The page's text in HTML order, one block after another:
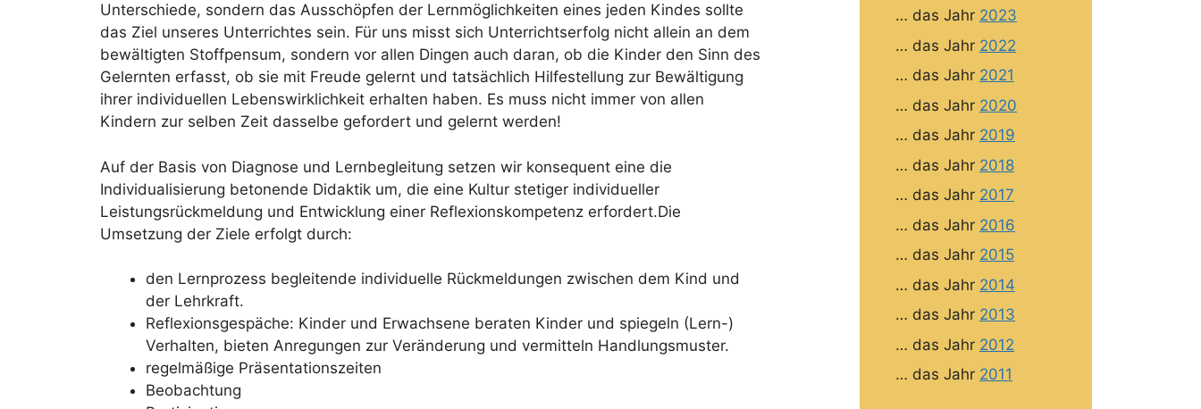
Unterschiede, sondern das Ausschöpfen der Lernmöglichkeiten eines jeden Kindes sollte
das Ziel unseres Unterrichtes sein. Für uns misst sich Unterrichtserfolg nicht allein an dem
bewältigten Stoffpensum, sondern vor allen Dingen auch daran, ob die Kinder den Sinn des
Gelernten erfasst, ob sie mit Freude gelernt und tatsächlich Hilfestellung zur Bewältigung
ihrer individuellen Lebenswirklichkeit erhalten haben. Es muss nicht immer von allen
Kindern zur selben Zeit dasselbe gefordert und gelernt werden!
Auf der Basis von Diagnose und Lernbegleitung setzen wir konsequent eine die
Individualisierung betonende Didaktik um, die eine Kultur stetiger individueller
Leistungsrückmeldung und Entwicklung einer Reflexionskompetenz erfordert.Die
Umsetzung der Ziele erfolgt durch:
den Lernprozess begleitende individuelle Rückmeldungen zwischen dem Kind und
der Lehrkraft.
Reflexionsgespäche: Kinder und Erwachsene beraten Kinder und spiegeln (Lern-)
Verhalten, bieten Anregungen zur Veränderung und vermitteln Handlungsmuster.
regelmäßige Präsentationszeiten
Beobachtung
… das Jahr 2023
… das Jahr 2022
… das Jahr 2021
… das Jahr 2020
… das Jahr 2019
… das Jahr 2018
… das Jahr 2017
… das Jahr 2016
… das Jahr 2015
… das Jahr 2014
… das Jahr 2013
… das Jahr 2012
… das Jahr 2011